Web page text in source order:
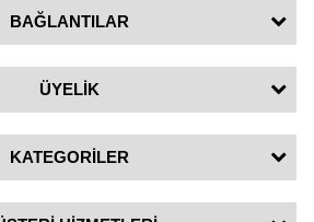
BAĞLANTILAR
ÜYELİK
KATEGORİLER